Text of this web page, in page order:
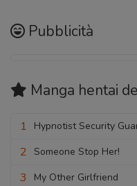
Pubblicità
Manga hentai
1 Hypnotist Security
2 Someone Stop Her!
3 My Other Girlfriend